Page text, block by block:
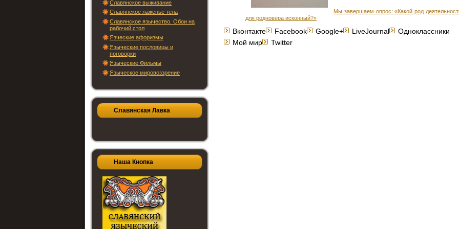
Славянское выживание
Славянское лаженье тела
Славянское язычество. Обои на
рабочий стол
Язческие афоризмы
Языческие пословицы и
поговорки
Языческие Фильмы
Языческое мировоззрение
Славянская Лавка
Наша Кнопка
Мы завершаем опрос: «Какой род
для родновера исконный?»
Вконтакте Facebook Google+ LiveJournal
Одноклассники
Мой мир
Twitter